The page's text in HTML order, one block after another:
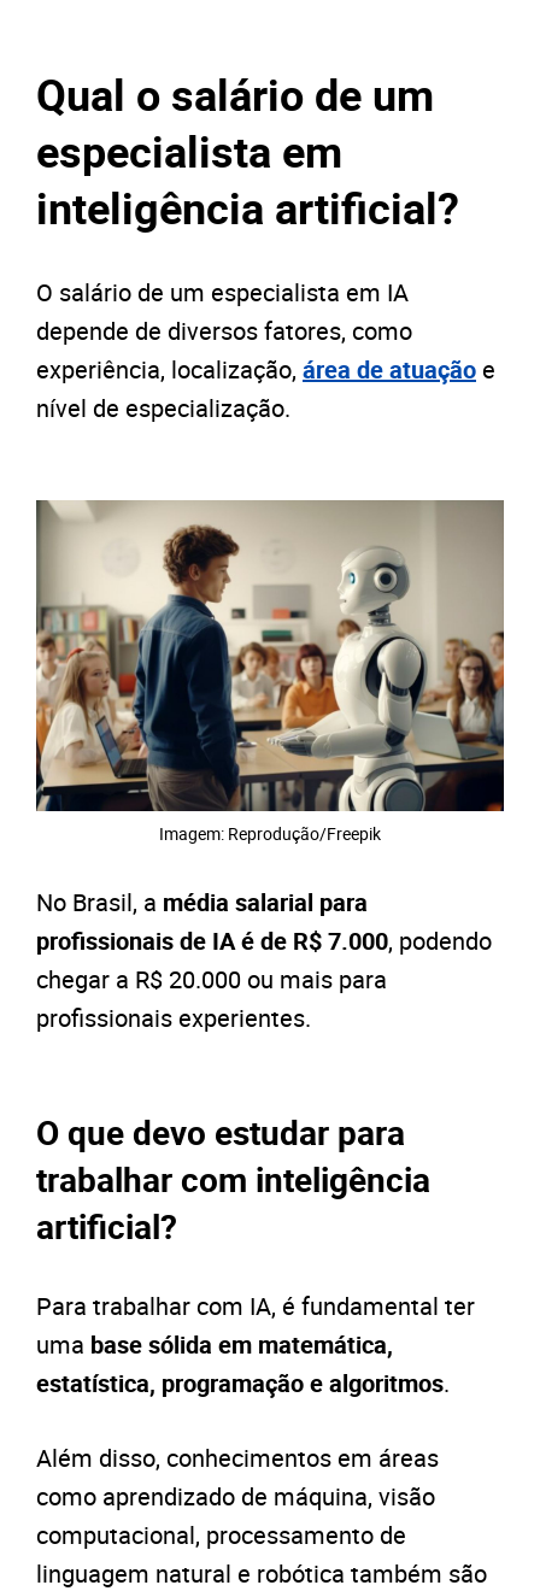
Qual o salário de um
especialista em
inteligência artificial?
O salário de um especialista em IA
depende de diversos fatores, como
experiência, localização, área de atuação e
nível de especialização.
Imagem: Reprodução/Freepik
No Brasil, a média salarial para
profissionais de IA é de R$ 7.000, podendo
chegar a R$ 20.000 ou mais para
profissionais experientes.
O que devo estudar para
trabalhar com inteligência
artificial?
Para trabalhar com IA, é fundamental ter
uma base sólida em matemática,
estatística, programação e algoritmos.
Além disso, conhecimentos em áreas
como aprendizado de máquina, visão
computacional, processamento de
linguagem natural e robótica também são